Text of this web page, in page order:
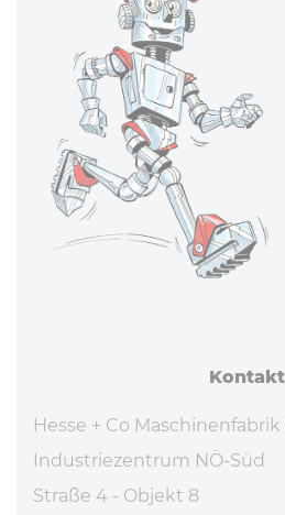
Kontakt
Hesse + Co Maschinenfabrik
Industriezentrum NÖ-Süd
Straße 4 - Objekt 8